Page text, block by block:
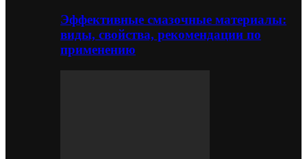
Эффективные смазочные материалы:
виды, свойства, рекомендации по
применению